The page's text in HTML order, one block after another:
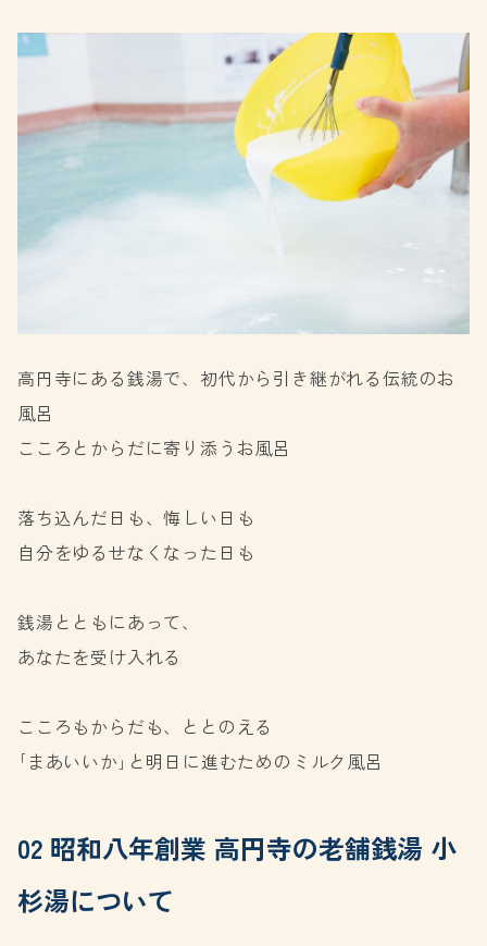
高円寺にある銭湯で、初代から引き継がれる伝統のお
風呂
こころとからだに寄り添うお風呂
落ち込んだ日も、悔しい日も
自分をゆるせなくなった日も
銭湯とともにあって、
あなたを受け入れる
こころもからだも、ととのえる
｢まあいいか｣と明日に進むためのミルク風呂
02 昭和八年創業 高円寺の老舗銭湯 小
杉湯について